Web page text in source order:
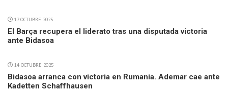
17 OCTUBRE 2025
El Barça recupera el liderato tras una disputada victoria
ante Bidasoa
14 OCTUBRE 2025
Bidasoa arranca con victoria en Rumania. Ademar cae ante
Kadetten Schaffhausen